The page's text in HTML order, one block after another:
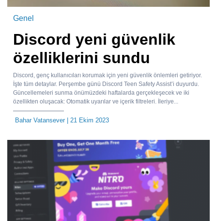
Genel
Discord yeni güvenlik
özelliklerini sundu
Discord, genç kullanıcıları korumak için yeni güvenlik önlemleri getiriyor.
İşte tüm detaylar. Perşembe günü Discord Teen Safety Assist’i duyurdu.
Güncellemeleri sunma önümüzdeki haftalarda gerçekleşecek ve iki
özellikten oluşacak: Otomatik uyarılar ve içerik filtreleri. İleriye...
Bahar Vatansever| 21 Ekim 2023